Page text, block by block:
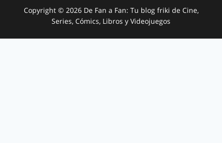
Copyright © 2026 De Fan a Fan: Tu blog friki de Cine,
Series, Cómics, Libros y Videojuegos